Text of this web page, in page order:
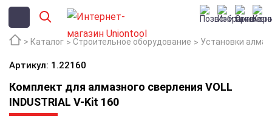
Каталог Строительное оборудование Установки
Артикул: 1.22160
Комплект для алмазного сверления VOLL
INDUSTRIAL V-Kit 160